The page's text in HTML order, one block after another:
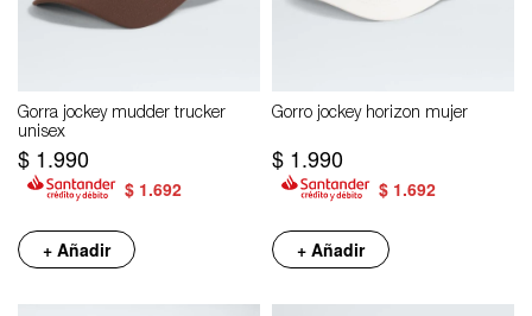
Gorra jockey mudder trucker
unisex
$ 1.990
$ 1.692
+ Añadir
Gorro jockey horizon mujer
$ 1.990
$ 1.692
+ Añadir